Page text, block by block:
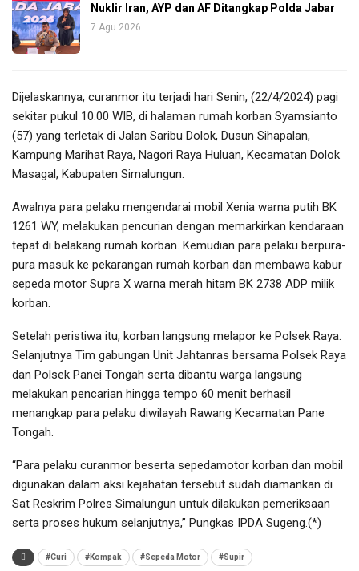
Nuklir Iran, AYP dan AF Ditangkap Polda Jabar
7 Agu 2026
Dijelaskannya, curanmor itu terjadi hari Senin, (22/4/2024) pagi
sekitar pukul 10.00 WIB, di halaman rumah korban Syamsianto
(57) yang terletak di Jalan Saribu Dolok, Dusun Sihapalan,
Kampung Marihat Raya, Nagori Raya Huluan, Kecamatan Dolok
Masagal, Kabupaten Simalungun.
Awalnya para pelaku mengendarai mobil Xenia warna putih BK
1261 WY, melakukan pencurian dengan memarkirkan kendaraan
tepat di belakang rumah korban. Kemudian para pelaku berpura-
pura masuk ke pekarangan rumah korban dan membawa kabur
sepeda motor Supra X warna merah hitam BK 2738 ADP milik
korban.
Setelah peristiwa itu, korban langsung melapor ke Polsek Raya.
Selanjutnya Tim gabungan Unit Jahtanras bersama Polsek Raya
dan Polsek Panei Tongah serta dibantu warga langsung
melakukan pencarian hingga tempo 60 menit berhasil
menangkap para pelaku diwilayah Rawang Kecamatan Pane
Tongah.
“Para pelaku curanmor beserta sepedamotor korban dan mobil
digunakan dalam aksi kejahatan tersebut sudah diamankan di
Sat Reskrim Polres Simalungun untuk dilakukan pemeriksaan
serta proses hukum selanjutnya,” Pungkas IPDA Sugeng.(*)
#Curi #Kompak #Sepeda Motor #Supir